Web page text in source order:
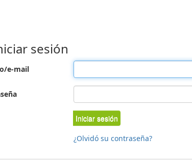
sesión
e-mail
Iniciar sesión
¿Olvidó su contraseña?